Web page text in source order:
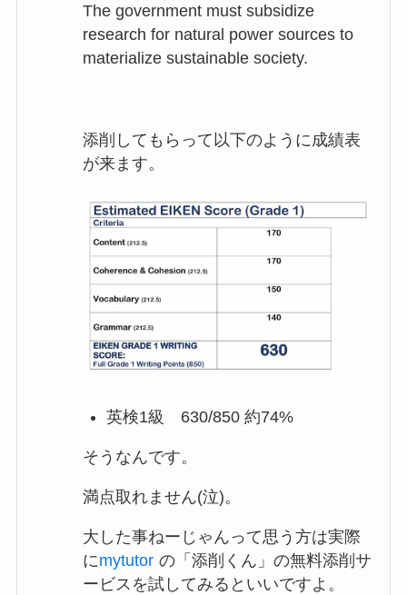
The government must subsidize
research for natural power sources to
materialize sustainable society.
添削してもらって以下のように成績表
が来ます。
英検1級 630/850 約74%
そうなんです。
満点取れません(泣)。
大した事ねーじゃんって思う方は実際
にmytutor の「添削くん」の無料添削サ
ービスを試してみるといいですよ。